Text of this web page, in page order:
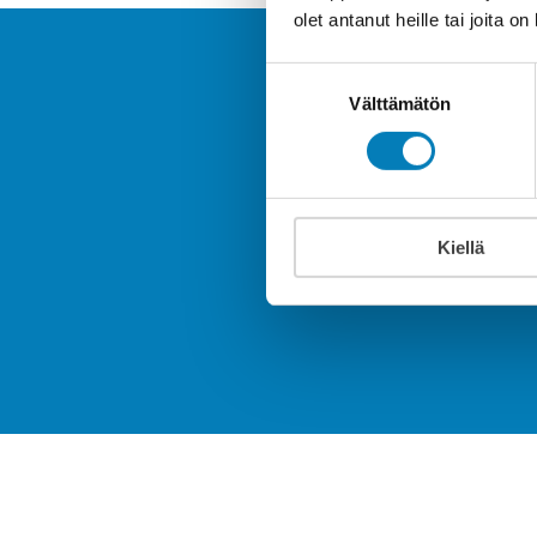
olet antanut heille tai joita
Välttämätön
Kiellä
Tee